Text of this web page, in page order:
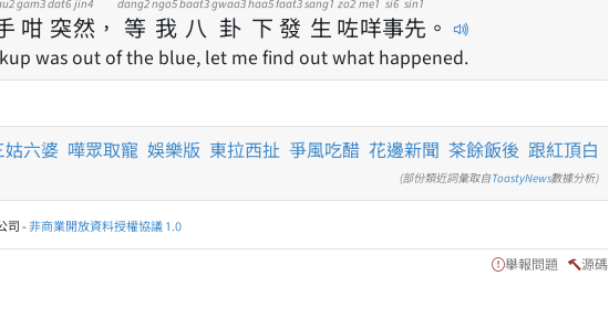
咁 突然 ， 等 我 八 卦 下 發 生 咗咩事先 。
was out of the blue, let me find out what happened.
姑六婆 嘩眾取寵 娛樂版 東拉西扯 爭風吃醋 花邊新聞 茶餘飯後 跟紅頂白
(部份類近詞彙取自ToastyNews數據分析)
司 -非商業開放資料授權協議 1.0
舉報問題 源碼